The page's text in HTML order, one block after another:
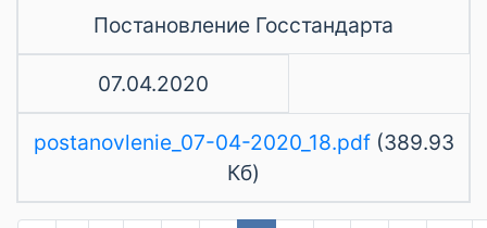
Постановление Госстандарта
07.04.2020
postanovlenie_07-04-2020_18.pdf(389.93
Кб)